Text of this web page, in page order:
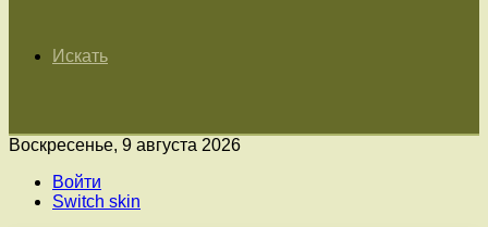
Искать
Воскресенье, 9 августа 2026
Войти
Switch skin